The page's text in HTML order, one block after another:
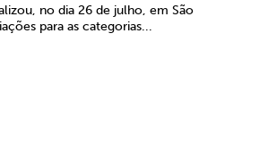
no dia 26 de julho, em São
para as categorias...